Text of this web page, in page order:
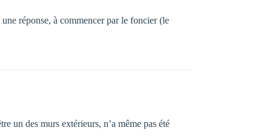
réponse, à commencer par le foncier (le
un des murs extérieurs, n’a même pas été